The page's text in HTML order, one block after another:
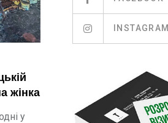
жінка
у
INSTAGRAM